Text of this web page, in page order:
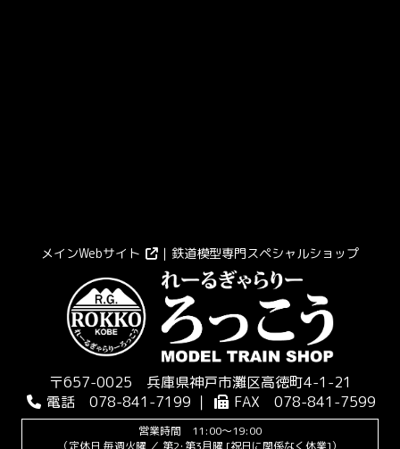
メインWebサイト ｜鉄道模型専門スペシャルショップ
〒657-0025 兵庫県神戸市灘区高徳町4-1-21
電話 078-841-7199 ｜
FAX 078-841-7599
営業時間 11:00～19:00
（定休日 毎週火曜 ／ 第2･第3月曜 [祝日に関係なく休業]）